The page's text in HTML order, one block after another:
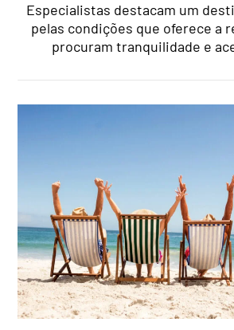
Especialistas destacam um
pelas condições que oferece a
procuram tranquilidade e